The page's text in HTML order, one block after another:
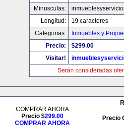
Minusculas:
Longitud:
19 caracteres
Categorias:
Inmuebles y
Precio:
$299.00
Visitar!
Serán consideradas
COMPRAR AHORA
Precio $299.00
COMPRAR AHORA
Precio